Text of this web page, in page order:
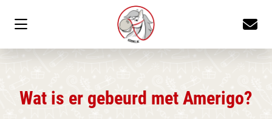
Wat is er gebeurd met Amerigo?